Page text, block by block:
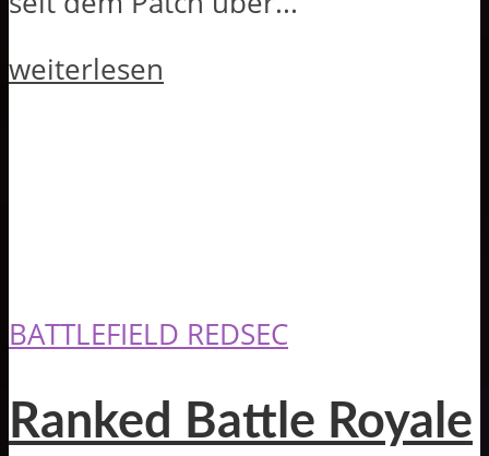
weiterlesen
BATTLEFIELD REDSEC
Ranked Battle Royale